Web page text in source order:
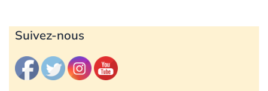
Suivez-nous
Archives